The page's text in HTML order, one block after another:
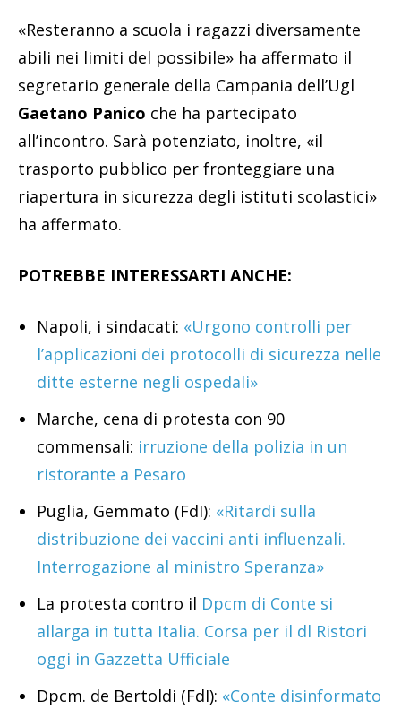
«Resteranno a scuola i ragazzi diversamente
abili nei limiti del possibile» ha affermato il
segretario generale della Campania dell’Ugl
Gaetano Panico che ha partecipato
all’incontro. Sarà potenziato, inoltre, «il
trasporto pubblico per fronteggiare una
riapertura in sicurezza degli istituti scolastici»
ha affermato.
POTREBBE INTERESSARTI ANCHE:
Napoli, i sindacati: «Urgono controlli per
l’applicazioni dei protocolli di sicurezza nelle
ditte esterne negli ospedali»
Marche, cena di protesta con 90
commensali: irruzione della polizia in un
ristorante a Pesaro
Puglia, Gemmato (FdI): «Ritardi sulla
distribuzione dei vaccini anti influenzali.
Interrogazione al ministro Speranza»
La protesta contro il Dpcm di Conte si
allarga in tutta Italia. Corsa per il dl Ristori
oggi in Gazzetta Ufficiale
Dpcm. de Bertoldi (FdI): «Conte disinformato